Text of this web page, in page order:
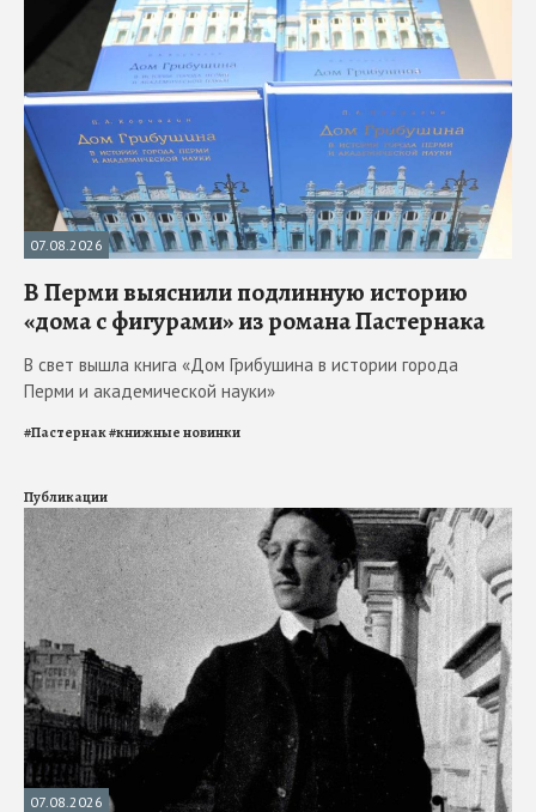
07.08.2026
В Перми выяснили подлинную историю
«дома с фигурами» из романа Пастернака
В свет вышла книга «Дом Грибушина в истории города
Перми и академической науки»
#Пастернак#книжные новинки
Публикации
07.08.2026